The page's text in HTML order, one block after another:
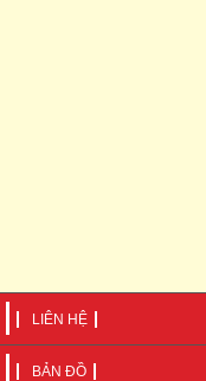
LIÊN HỆ
BẢN ĐỒ